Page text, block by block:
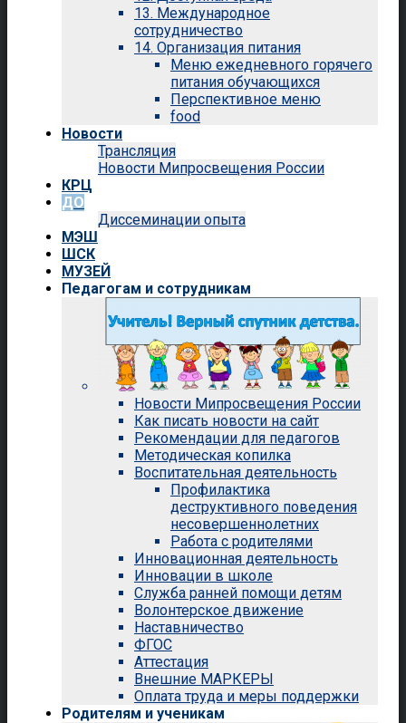
13. Международное
сотрудничество
14. Организация питания
Меню ежедневного горячего
питания обучающихся
Перспективное меню
food
Новости
Трансляция
Новости Мипросвещения России
КРЦ
ДО
Диссеминации опыта
МЭШ
ШСК
МУЗЕЙ
Педагогам и сотрудникам
Новости Мипросвещения России
Как писать новости на сайт
Рекомендации для педагогов
Методическая копилка
Воспитательная деятельность
Профилактика
деструктивного поведения
несовершеннолетних
Работа с родителями
Инновационная деятельность
Инновации в школе
Служба ранней помощи детям
Волонтерское движение
Наставничество
ФГОС
Аттестация
Внешние МАРКЕРЫ
Оплата труда и меры поддержки
Родителям и ученикам